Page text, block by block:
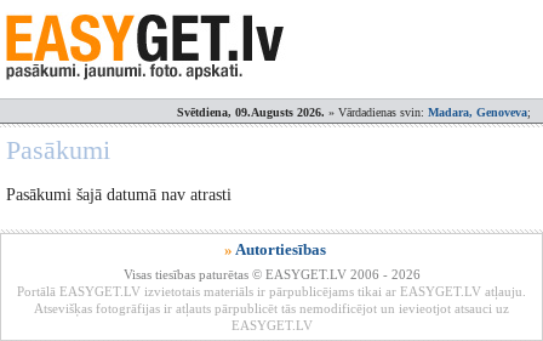
Svētdiena, 09.Augusts 2026. » Vārdadienas svin: Madara, Genoveva;
Pasākumi
Pasākumi šajā datumā nav atrasti
» Autortiesības
Visas tiesības paturētas © EASYGET.LV 2006 - 2026
Portālā EASYGET.LV izvietotais materiāls ir pārpublicējams tikai ar EASYGET.LV atļauju.
Atsevišķas fotogrāfijas ir atļauts pārpublicēt tās nemodificējot un ievieotjot atsauci uz
EASYGET.LV